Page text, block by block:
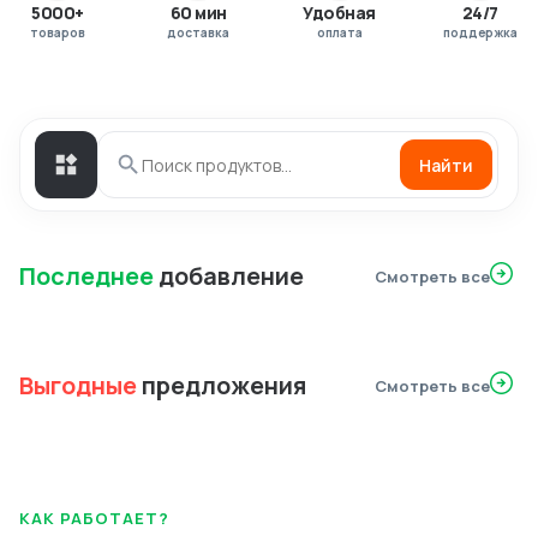
5000+
товаров
60 мин
доставка
Удобная
оплата
24/7
поддержка
Найти
Последнеедобавление Смотреть все
Выгодныепредложения Смотреть все
КАК РАБОТАЕТ?